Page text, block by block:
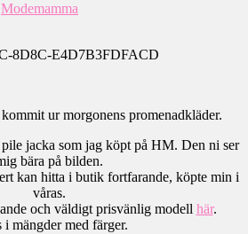
Modemamma
ur morgonens promenadkläder.
pile jacka som jag köpt på HM. Den ni ser
bära på bilden.
kan hitta i butik fortfarande, köpte min i
våras.
och väldigt prisvänlig modell här.
i mängder med färger.